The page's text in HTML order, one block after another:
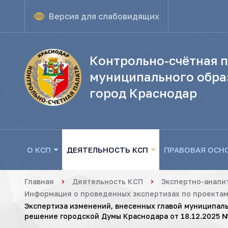
Версия для слабовидящих
Контрольно-счётная
муниципального
город Краснодар
О КСП ДЕЯТЕЛЬНОСТЬ КСП ПРАВОВАЯ
Главная Деятельность КСП
Экспертно-
Информация о проведенных экспертизах по
Экспертиза изменений, внесенных главой
решение городской Думы Краснодара от